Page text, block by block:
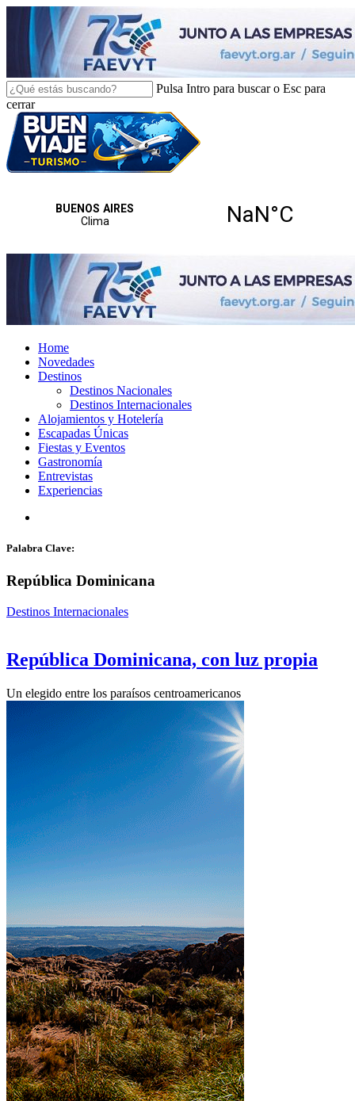
content
Pulsa Intro para buscar o Esc para
cerrar
Close
Search
search
Menu
Home
Novedades
Destinos
Destinos Nacionales
Destinos Internacionales
Alojamientos y Hotelería
Escapadas Únicas
Fiestas y Eventos
Gastronomía
Entrevistas
Experiencias
Palabra Clave:
República Dominicana
Destinos Internacionales
República Dominicana, con luz propia
Un elegido entre los paraísos centroamericanos